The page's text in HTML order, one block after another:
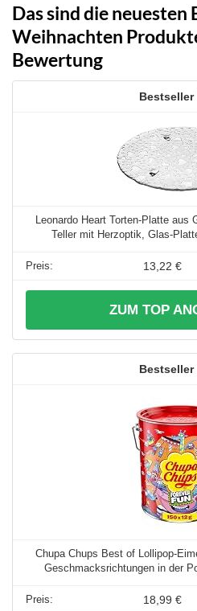
Das sind die
Weihnachten
Bewertung
Leonardo Heart Torten-Platte aus
Teller mit Herzoptik, Glas-
13,22 €
ZUM TOP
Chupa Chups Best of Lollipop-
Geschmacksrichtungen in der
18,99 €